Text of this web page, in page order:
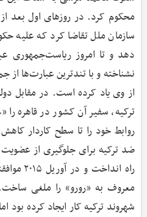
محکوم کرد. در روزهای اول بعد
سازمان ملل تقاضا کرد که علیه
دهد و تا امروز ریاست‌جمهوری
نشناخته و با تند‌ترین عبارت‌ها از
از وی یاد کرده است. در مقابل
ترکیه، سفیر آن کشور در قاهره
ضد ترکیه برای جلوگیری از
راه
شهروند ترکیه کار ایجاد کرده